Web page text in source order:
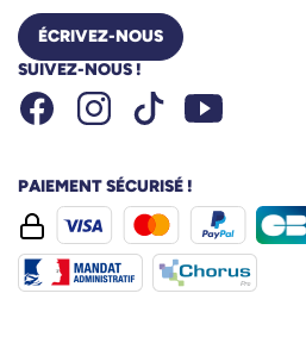
ÉCRIVEZ-NOUS
SUIVEZ-NOUS !
FacebookInstagramTiktok Youtube
PAIEMENT SÉCURISÉ !